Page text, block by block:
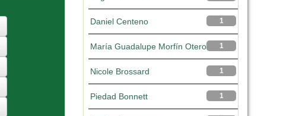
1
Daniel Centeno
1
María Guadalupe Morfín Otero
1
Nicole Brossard
1
Piedad Bonnett